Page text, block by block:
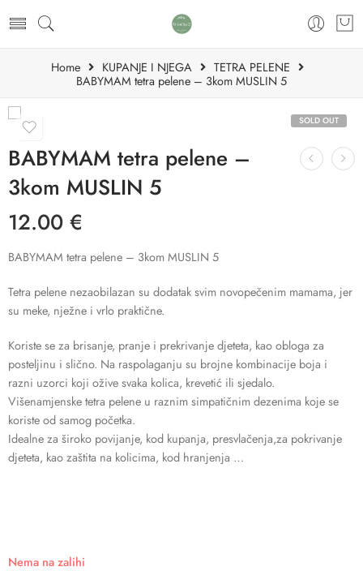
Home KUPANJE I NJEGA
TETRA PELENE
BABYMAM tetra pelene – 3kom MUSLIN 5
SOLD OUT
BABYMAM tetra pelene –
3kom MUSLIN 5
12.00 €
BABYMAM tetra pelene – 3kom MUSLIN 5
Tetra pelene nezaobilazan su dodatak svim novopečenim mamama, jer
su meke, nježne i vrlo praktične.
Koriste se za brisanje, pranje i prekrivanje djeteta, kao obloga za
posteljinu i slično. Na raspolaganju su brojne kombinacije boja i
razni uzorci koji ožive svaka kolica, krevetić ili sjedalo.
Višenamjenske tetra pelene u raznim simpatičnim dezenima koje se
koriste od samog početka.
Idealne za široko povijanje, kod kupanja, presvlačenja,za pokrivanje
djeteta, kao zaštita na kolicima, kod hranjenja …
Nema na zalihi